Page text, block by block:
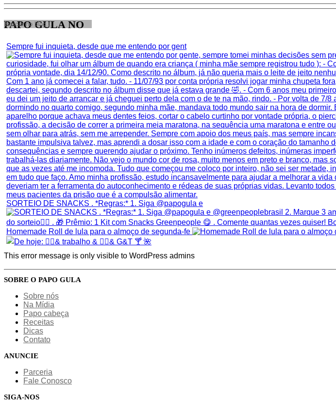
PAPO GULA NO
Sempre fui inquieta, desde que me entendo por gent
SORTEIO DE SNACKS . *Regras:* 1. Siga @papogula e
Homemade Roll de lula para o almoço de segunda-fe
This error message is only visible to WordPress admins
SOBRE O PAPO GULA
Sobre nós
Na Mídia
Papo cabeça
Receitas
Dicas
Contato
ANUNCIE
Parceria
Fale Conosco
SIGA-NOS